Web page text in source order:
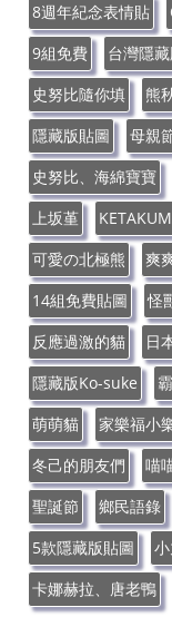
8週年紀念表情貼
9組免費
台灣隱
史努比隨你填
熊
隱藏版貼圖
母親
史努比、海綿寶寶
上坂堇
可愛の北極熊
爽
14組免費貼圖
怪
反應過激的貓
日
隱藏版Ko-suke
萌萌貓
家樂福小
冬己的朋友們
喵
聖誕節
鄉民語錄
5款隱藏版貼圖
卡娜赫拉、唐老鴨